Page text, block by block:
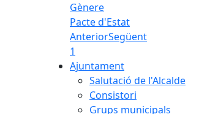
Pacte d'Estat
AnteriorSegüent
1
Ajuntament
Salutació de l'Alcalde
Consistori
Grups municipals